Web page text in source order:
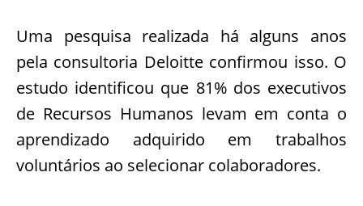
Uma pesquisa realizada há alguns anos
pela consultoria Deloitte confirmou isso. O
estudo identificou que 81% dos executivos
de Recursos Humanos levam em conta o
aprendizado adquirido em trabalhos
voluntários ao selecionar colaboradores.